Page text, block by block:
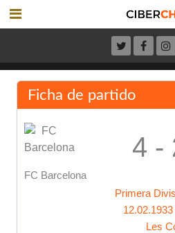
Ficha de partido
FC Barcelona
4 -
Primera
Les